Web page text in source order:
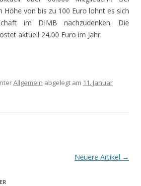
Höhe von bis zu 100 Euro lohnt es sich
im DIMB nachzudenken. Die
aktuell 24,00 Euro im Jahr.
Allgemein abgelegt am 11. Januar
Neuere Artikel →